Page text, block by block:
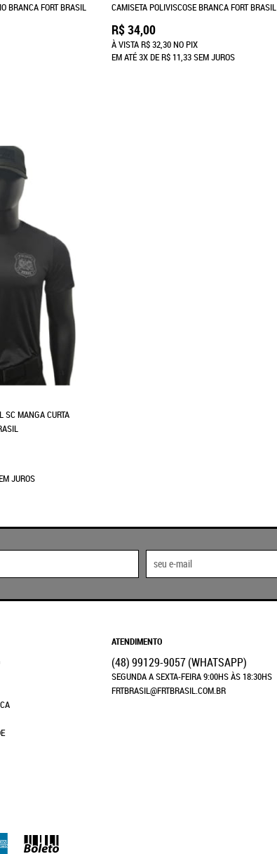
BRANCA FORT BRASIL CAMISETA POLIVISCOSE BRANCA FORT BRASIL
R$ 34,00
À VISTAR$ 32,30NO PIX
EM ATÉ3XDER$ 11,33SEM JUROS
SC MANGA CURTA
JUROS
ATENDIMENTO
(48)99129-9057(WHATSAPP)
SEGUNDA A SEXTA-FEIRA 9:00HS ÀS 18:30HS
FRTBRASIL@FRTBRASIL.COM.BR